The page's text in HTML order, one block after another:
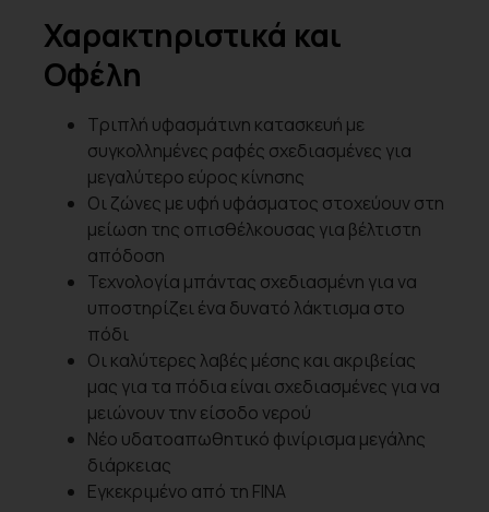
Χαρακτηριστικά και
Οφέλη
Τριπλή υφασμάτινη κατασκευή με
συγκολλημένες ραφές σχεδιασμένες για
μεγαλύτερο εύρος κίνησης
Οι ζώνες με υφή υφάσματος στοχεύουν στη
μείωση της οπισθέλκουσας για βέλτιστη
απόδοση
Τεχνολογία μπάντας σχεδιασμένη για να
υποστηρίζει ένα δυνατό λάκτισμα στο
πόδι
Οι καλύτερες λαβές μέσης και ακριβείας
μας για τα πόδια είναι σχεδιασμένες για να
μειώνουν την είσοδο νερού
Νέο υδατοαπωθητικό φινίρισμα μεγάλης
διάρκειας
Εγκεκριμένο από τη FINA